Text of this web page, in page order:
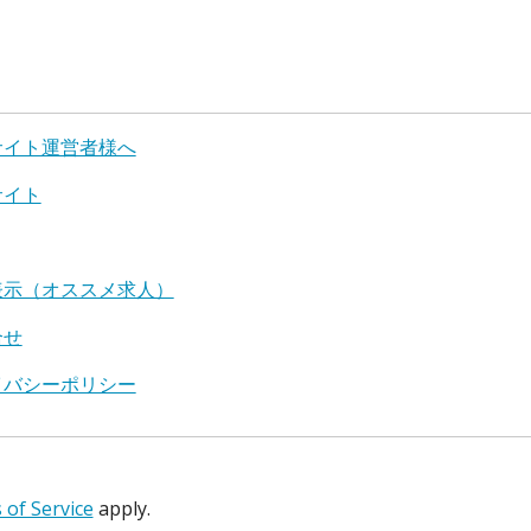
ト運営者様へ
ト
（オススメ求人）
シーポリシー
of Service apply.